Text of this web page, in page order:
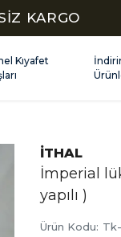
KARGO
Kıyafet
İTHAL
İmperial
yapılı )
Ürün Kodu: